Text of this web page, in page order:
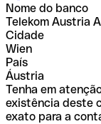
Nome do banco
Telekom Austria
Cidade
Wien
País
Áustria
Tenha em
existência deste
exato para a